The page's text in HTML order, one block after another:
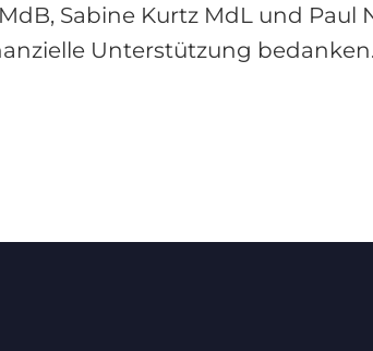
Sabine Kurtz MdL und
Unterstützung bedanken.